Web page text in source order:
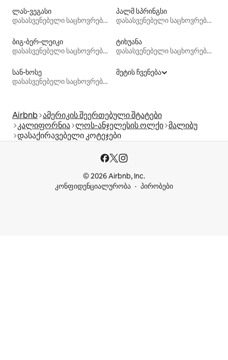
ლას-ვეგასი
დასასვენებელი საცხოვრებლები
პალმ სპრინგსი
დასასვენებელი საცხოვრებლები
ბიგ-ბერ-ლეიკი
დასასვენებელი საცხოვრებლები
ტიხუანა
დასასვენებელი საცხოვრებლები
სან-ხოსე
დასასვენებელი საცხოვრებლები
მეტის ჩვენება
Airbnb ამერიკის შეერთებული შტატები
კალიფორნია ლოს-ანჯელესის ოლქი მალიბუ
დასაქირავებელი კოტეჯები
© 2026 Airbnb, Inc.
კონფიდენციალურობა
პირობები